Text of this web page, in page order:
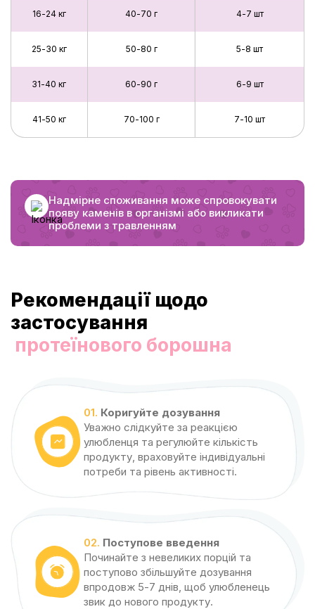
16-24 кг
25-30 кг
31-40 кг
41-50 кг
40-70 г
50-80 г
60-90 г
70-100 г
4-7 шт
5-8 шт
6-9 шт
7-10 шт
Надмірне споживання може спровокувати
появу каменів в організмі або викликати
проблеми з травленням
Рекомендації щодо
застосування
протеїнового борошна
01. Коригуйте дозування
Уважно слідкуйте за реакцією
улюбленця та регулюйте кількість
продукту, враховуйте індивідуальні
потреби та рівень активності.
02. Поступове введення
Починайте з невеликих порцій та
поступово збільшуйте дозування
впродовж 5-7 днів, щоб улюбленець
звик до нового продукту.